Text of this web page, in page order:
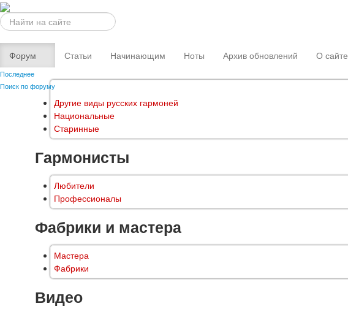
Искать...
Форум
Последнее
Поиск по форуму
Статьи Начинающим Ноты Архив обновлений О сайте
Другие виды русских гармоней
Национальные
Старинные
Гармонисты
Любители
Профессионалы
Фабрики и мастера
Мастера
Фабрики
Видео